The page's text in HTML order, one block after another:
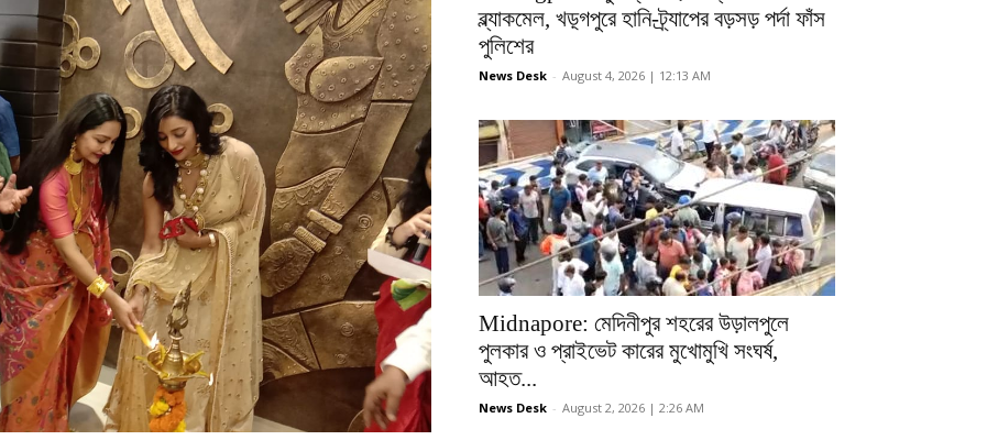
ব্ল্যাকমেল, খড়্গপুরে হানি-ট্র্যাপের বড়সড় পর্দা ফাঁস
পুলিশের
News Desk - August 4, 2026 | 12:13 AM
Midnapore: মেদিনীপুর শহরের উড়ালপুলে
পুলকার ও প্রাইভেট কারের মুখোমুখি সংঘর্ষ,
আহত...
News Desk - August 2, 2026 | 2:26 AM